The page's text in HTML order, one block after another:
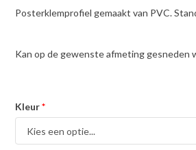
Posterklemprofiel gemaakt van PVC.
Kan op de gewenste afmeting gesneden
Kleur